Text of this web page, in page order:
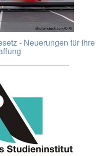
- Neuerungen für Ihre